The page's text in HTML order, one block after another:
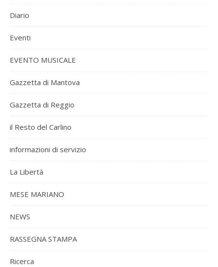
Diario
Eventi
EVENTO MUSICALE
Gazzetta di Mantova
Gazzetta di Reggio
il Resto del Carlino
informazioni di servizio
La Libertà
MESE MARIANO
NEWS
RASSEGNA STAMPA
Ricerca